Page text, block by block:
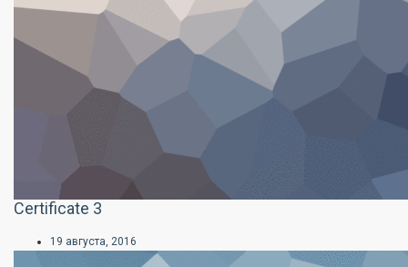
Certificate 3
19 августа, 2016